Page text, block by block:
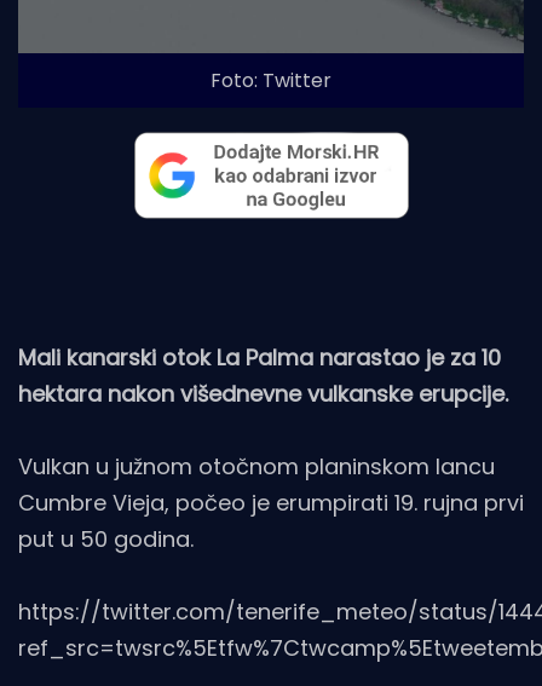
Foto: Twitter
Mali kanarski otok La Palma narastao je za 10
hektara nakon višednevne vulkanske erupcije.
Vulkan u južnom otočnom planinskom lancu
Cumbre Vieja, počeo je erumpirati 19. rujna prvi
put u 50 godina.
https://twitter.com/tenerife_meteo/status/